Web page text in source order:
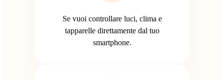
Se vuoi controllare luci, clima e
tapparelle direttamente dal tuo
smartphone.